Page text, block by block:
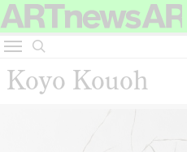
Koyo Kouoh